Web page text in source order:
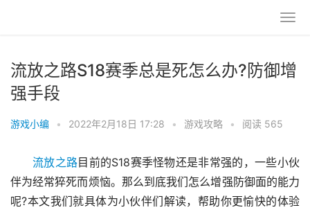
流放之路S18赛季总是死怎么办?防御增
强手段
游戏小编 • 2022年2月18日 17:28 • 游戏攻略 • 阅读 565
流放之路目前的S18赛季怪物还是非常强的，一些小伙
伴为经常猝死而烦恼。那么到底我们怎么增强防御面的能力
呢?本文我们就具体为小伙伴们解读，帮助你更愉快的体验